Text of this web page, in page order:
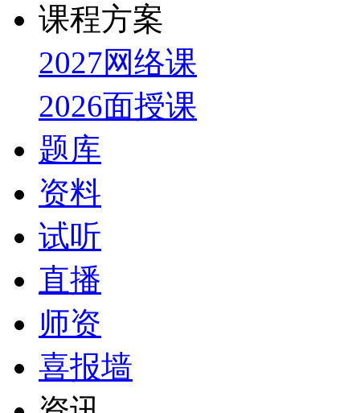
课程方案
2027网络课
2026面授课
题库
资料
试听
直播
师资
喜报墙